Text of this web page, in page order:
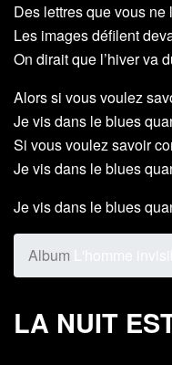
Des lettres que vous ne
Les images défilent
On dirait que l’hiver va
Alors si vous voulez
Je vis dans le blues
Si vous voulez savoir
Je vis dans le blues
Je vis dans le blues
Album
LA NUIT